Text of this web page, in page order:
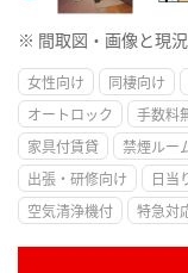
※ 間取図・画像と現
女性向け 同棲向け
オートロック
手数料
家具付賃貸
禁煙ルー
出張・研修向け
日当
空気清浄機付
特急対